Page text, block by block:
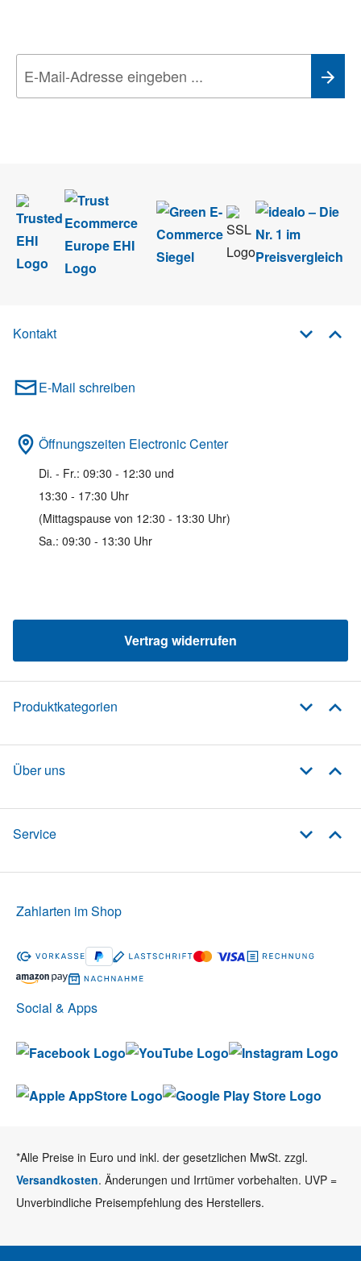
Kontakt
E-Mail schreiben
Öffnungszeiten Electronic Center
Di. - Fr.: 09:30 - 12:30 und
13:30 - 17:30 Uhr
(Mittagspause von 12:30 - 13:30 Uhr)
Sa.: 09:30 - 13:30 Uhr
Vertrag widerrufen
Produktkategorien
Über uns
Service
Social & Apps
Zahlarten im Shop
*Alle Preise in Euro und inkl. der gesetzlichen MwSt. zzgl.
Versandkosten. Änderungen und Irrtümer vorbehalten. UVP =
Unverbindliche Preisempfehlung des Herstellers.